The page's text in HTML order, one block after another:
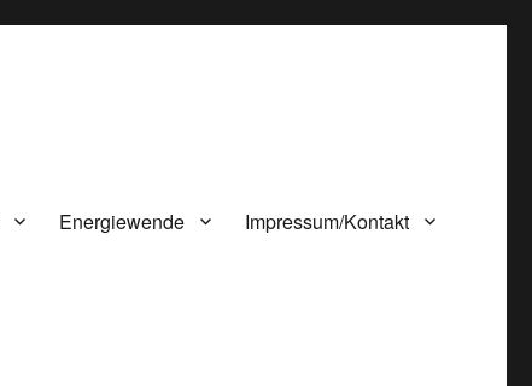
Energiewende Impressum/Kontakt